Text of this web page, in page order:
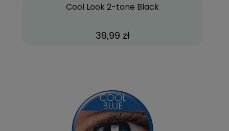
Cool Look 2-tone Black
39,99 zł